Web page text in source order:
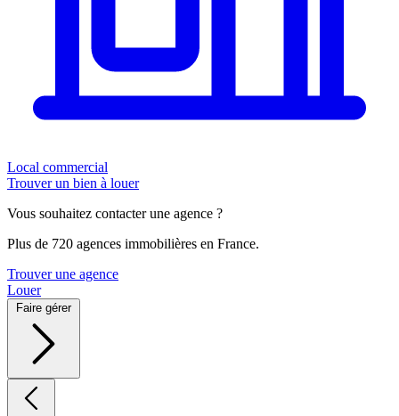
Local commercial
Trouver un bien à louer
Vous souhaitez contacter une agence ?
Plus de 720 agences immobilières en France.
Trouver une agence
Louer
Faire gérer